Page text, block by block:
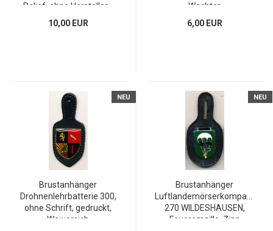
Relief, ohne Hersteller...
10,00 EUR
Wachter
6,00 EUR
NEU
Brustanhänger
Drohnenlehrbatterie 300,
ohne Schrift, gedruckt,
Wawersich
NEU
Brustanhänger
Luftlandemörserkompanie
270 WILDESHAUSEN,
Feueremaille, Zinn